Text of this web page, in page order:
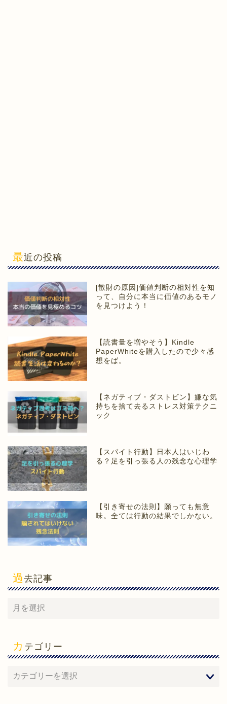
最近の投稿
[散財の原因]価値判断の相対性を知
って、自分に本当に価値のあるモノ
を見つけよう！
【読書量を増やそう】Kindle
PaperWhiteを購入したので少々感
想をば。
【ネガティブ・ダストビン】嫌な気
持ちを捨て去るストレス対策テクニ
ック
【スパイト行動】日本人はいじわ
る？足を引っ張る人の残念な心理学
【引き寄せの法則】願っても無意
味。全ては行動の結果でしかない。
過去記事
カ テゴリー